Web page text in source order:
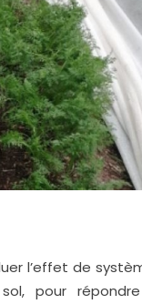
l’effet de
pour